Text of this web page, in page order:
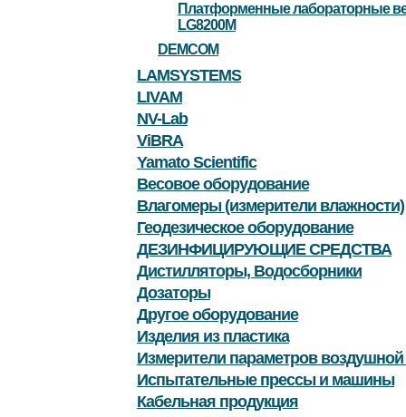
Платформенные лабораторные
LG8200M
DEMCOM
LAMSYSTEMS
LIVAM
NV-Lab
ViBRA
Yamato Scientific
Весовое оборудование
Влагомеры (измерители влажности)
Геодезическое оборудование
ДЕЗИНФИЦИРУЮЩИЕ СРЕДСТВА
Дистилляторы, Водосборники
Дозаторы
Другое оборудование
Изделия из пластика
Измерители параметров
Испытательные прессы и машины
Кабельная продукция